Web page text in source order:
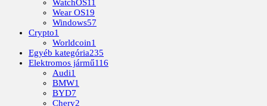
WatchOS11
Wear OS19
Windows57
Crypto1
Worldcoin1
Egyéb kategória235
Elektromos jármű116
Audi1
BMW1
BYD7
Chery2